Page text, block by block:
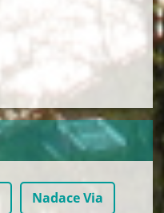
Nadace Via